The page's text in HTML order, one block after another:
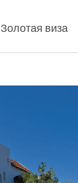
Золотая виза